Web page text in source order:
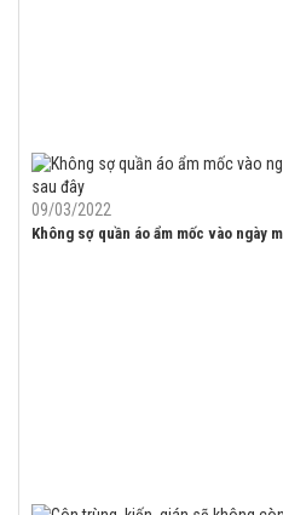
09/03/2022
Không sợ quần áo ẩm mốc vào ngày